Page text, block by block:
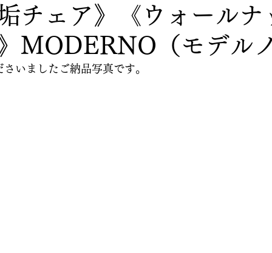
チェア》《ウォールナ
MODERNO（モデル
いましたご納品写真です。